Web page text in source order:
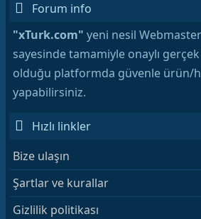
Forum info
"xTurk.com" yeni nesil
sayesinde tamamiyle onaylı
olduğu platformda güvenle ürün/
yapabilirsiniz.
Hızlı linkler
Bize ulaşın
Şartlar ve kurallar
Gizlilik politikası